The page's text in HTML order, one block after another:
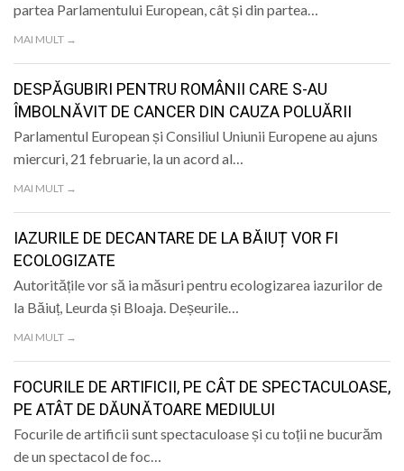
partea Parlamentului European, cât și din partea…
MAI MULT →
DESPĂGUBIRI PENTRU ROMÂNII CARE S-AU
ÎMBOLNĂVIT DE CANCER DIN CAUZA POLUĂRII
Parlamentul European și Consiliul Uniunii Europene au ajuns
miercuri, 21 februarie, la un acord al…
MAI MULT →
IAZURILE DE DECANTARE DE LA BĂIUȚ VOR FI
ECOLOGIZATE
Autoritățile vor să ia măsuri pentru ecologizarea iazurilor de
la Băiuț, Leurda și Bloaja. Deșeurile…
MAI MULT →
FOCURILE DE ARTIFICII, PE CÂT DE SPECTACULOASE,
PE ATÂT DE DĂUNĂTOARE MEDIULUI
Focurile de artificii sunt spectaculoase și cu toții ne bucurăm
de un spectacol de foc…